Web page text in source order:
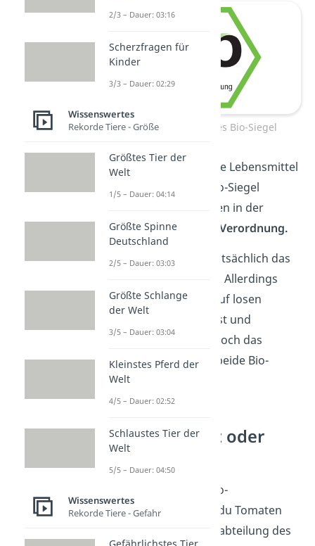
deutsches staatliches Bio-Siegel
Die Anforderungen, die Lebensmittel
mit dem deutschen Bio-Siegel
erfüllen müssen, stehen in der
sogenanntenEU-Öko-Verordnung.
Mittlerweile wird hauptsächlich das
genutzt. Allerdings
kannst du, vor allem auf losen
Lebensmitteln wie Obst und
Gemüse, auch heute noch das
deutsche oder direkt beide Bio-
Siegel finden.
Tomaten, Obst oder
Gemüse?
Auf der Suche nach Bio-
Lebensmitteln suchst du Tomaten
intuitiv in der Gemüseabteilung des
2/3 – Dauer: 03:16
Scherzfragen für
Kinder
3/3 – Dauer: 02:29
Wissenswertes
Rekorde Tiere - Größe
Größtes Tier der
Welt
1/5 – Dauer: 04:14
Größte Spinne
Deutschland
2/5 – Dauer: 03:03
Größte Schlange
der Welt
3/5 – Dauer: 03:04
Kleinstes Pferd der
Welt
4/5 – Dauer: 02:52
Schlaustes Tier der
Welt
5/5 – Dauer: 04:50
Wissenswertes
Rekorde Tiere - Gefahr
Gefährlichstes Tier